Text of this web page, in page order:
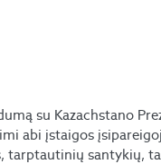
su Kazachstano
abi įstaigos
tarptautinių santykių,